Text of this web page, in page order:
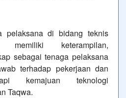
pelaksana di bidang teknis
memiliki keterampilan,
sebagai tenaga pelaksana
terhadap pekerjaan dan
kemajuan teknologi
Taqwa.